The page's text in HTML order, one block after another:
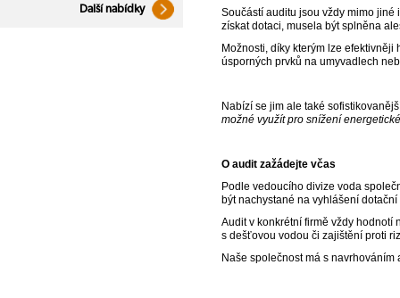
Další nabídky
Součástí auditu jsou vždy mimo jiné
získat dotaci, musela být splněna
Možnosti, díky kterým lze
úsporných prvků na umyvadlech
Nabízí se jim ale také
možné využít pro snížení
O audit zažádejte včas
Podle vedoucího divize voda
být nachystané na vyhlášení dotační
Audit v konkrétní firmě vždy hodnotí
s dešťovou vodou či zajištění proti
Naše společnost má s